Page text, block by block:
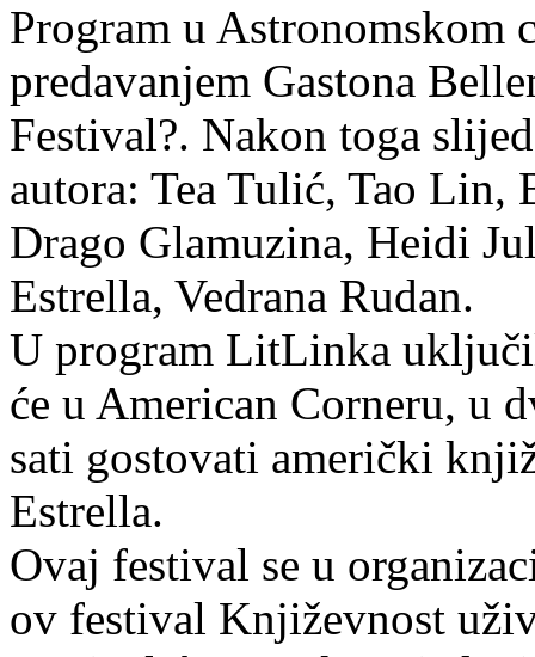
Program u Astronomskom
predavanjem Gastona
Festival?. Nakon toga
autora: Tea Tulić, Tao Lin,
Drago Glamuzina, Heidi
Estrella, Vedrana Rudan.
U program LitLinka
će u American Corneru, u
sati gostovati američki
Estrella.
Ovaj festival se u
ov festival Književnost